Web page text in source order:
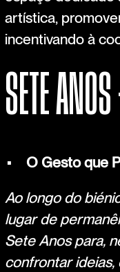
artística,
incentivando à
SETE
O Gesto que
Ao longo do
lugar de
Sete Anos para,
confrontar ideias,